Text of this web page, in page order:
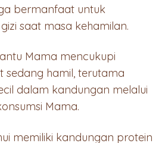
bermanfaat untuk
saat masa kehamilan.
Mama mencukupi
sedang hamil, terutama
dalam kandungan melalui
Mama.
memiliki kandungan protein